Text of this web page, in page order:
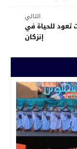
التالي
تعود للحياة في
إنزكان